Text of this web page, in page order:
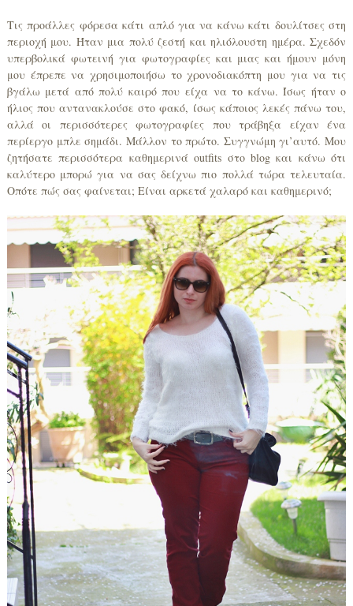
Τις προάλλες φόρεσα κάτι απλό για να κάνω κάτι δουλίτσες στη
περιοχή μου. Ήταν μια πολύ ζεστή και ηλιόλουστη ημέρα. Σχεδόν
υπερβολικά φωτεινή για φωτογραφίες και μιας και ήμουν μόνη
μου έπρεπε να χρησιμοποιήσω το χρονοδιακόπτη μου για να τις
βγάλω μετά από πολύ καιρό που είχα να το κάνω. Ίσως ήταν ο
ήλιος που αντανακλούσε στο φακό, ίσως κάποιος λεκές πάνω του,
αλλά οι περισσότερες φωτογραφίες που τράβηξα είχαν ένα
περίεργο μπλε σημάδι. Μάλλον το πρώτο. Συγγνώμη γι’αυτό. Μου
ζητήσατε περισσότερα καθημερινά outfits στο blog και κάνω ότι
καλύτερο μπορώ για να σας δείχνω πιο πολλά τώρα τελευταία.
Οπότε πώς σας φαίνεται; Είναι αρκετά χαλαρό και καθημερινό;